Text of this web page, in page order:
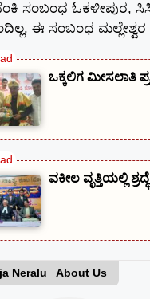
ಸಂಬಂಧ ಓಕಳೀಪುರ,
ಈ ಸಂಬಂಧ
ಒಕ್ಕಲಿಗ ಮೀಸಲಾತಿ
ವಕೀಲ ವೃತ್ತಿಯಲ್ಲಿ
Neralu About Us